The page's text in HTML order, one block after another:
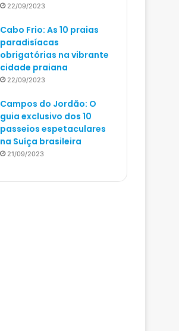
22/09/2023
Cabo Frio: As 10 praias
paradisíacas
obrigatórias na vibrante
cidade praiana
22/09/2023
Campos do Jordão: O
guia exclusivo dos 10
passeios espetaculares
na Suíça brasileira
21/09/2023